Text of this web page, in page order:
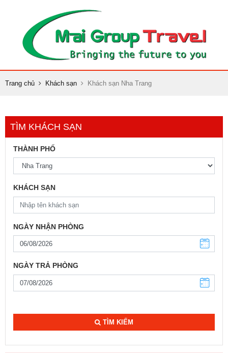
Trang chủ Khách sạn Khách sạn Nha Trang
TÌM KHÁCH SẠN
THÀNH PHỐ
KHÁCH SẠN
NGÀY NHẬN PHÒNG
NGÀY TRẢ PHÒNG
TÌM KIẾM